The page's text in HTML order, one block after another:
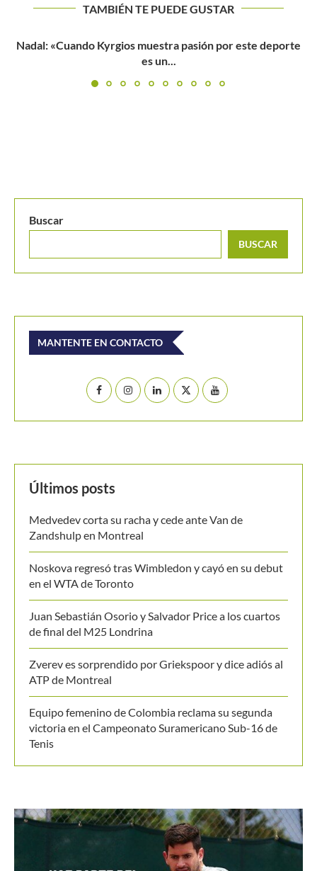
TAMBIÉN TE PUEDE GUSTAR
Periodista francés: «Todos los que rodean a Stefanos
Buscar
MANTENTE EN CONTACTO
Últimos posts
Medvedev corta su racha y cede ante Van de
Zandshulp en Montreal
Noskova regresó tras Wimbledon y cayó en su debut
Juan Sebastián Osorio y Salvador Price a los cuartos
de final del M25 Londrina
Zverev es sorprendido por Griekspoor y dice adiós al